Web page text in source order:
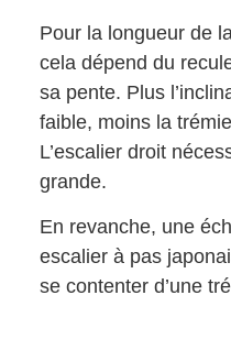
Pour la longueur de
cela dépend du
sa pente. Plus
faible, moins la
L’escalier droit
grande.
En revanche, une
escalier à pas
se contenter d’une